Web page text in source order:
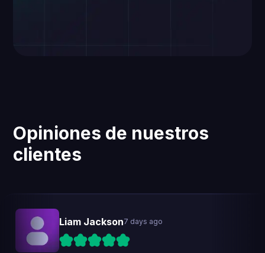
Opiniones de nuestros
clientes
Liam Jackson7 days ago